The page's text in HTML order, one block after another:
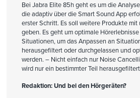
Bei Jabra Elite 85h geht es um die
die adaptiv über die Smart Sound App
erster Schritt. Es soll weitere Produkte mit
geben. Es geht um optimale
Situationen, um das Anpassen an
herausgefiltert oder durchgelassen und
werden. – Nicht einfach nur Noise
wird nur ein bestimmter Teil
Redaktion: Und bei den Hörgeräten?